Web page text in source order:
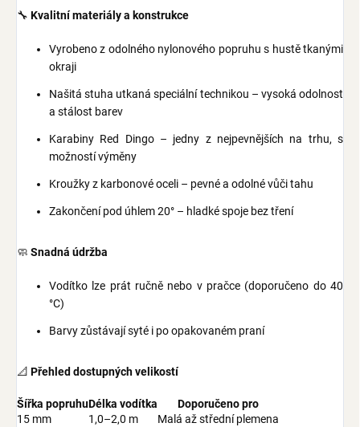
🔧 Kvalitní materiály a konstrukce
Vyrobeno z odolného nylonového popruhu s hustě tkanými
okraji
Našitá stuha utkaná speciální technikou – vysoká odolnost
a stálost barev
Karabiny Red Dingo – jedny z nejpevnějších na trhu, s
možností výměny
Kroužky z karbonové oceli – pevné a odolné vůči tahu
Zakončení pod úhlem 20° – hladké spoje bez tření
🧼 Snadná údržba
Vodítko lze prát ručně nebo v pračce (doporučeno do 40
°C)
Barvy zůstávají syté i po opakovaném praní
📐 Přehled dostupných velikostí
Šířka popruhuDélka vodítka
Doporučeno pro
15 mm
1,0–2,0 m
Malá až střední plemena